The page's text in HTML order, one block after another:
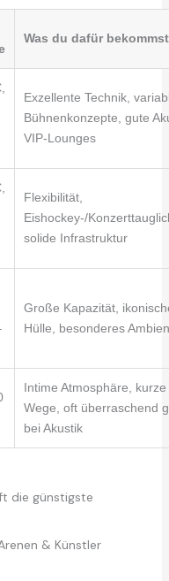
Was du dafür bekommst
Exzellente Technik,
Bühnenkonzepte, gute
VIP-Lounges
Flexibilität,
Eishockey-/
solide Infrastruktur
Große Kapazität,
Hülle, besonderes
Intime Atmosphäre, kurze
Wege, oft überraschend
bei Akustik
die günstigste
& Künstler